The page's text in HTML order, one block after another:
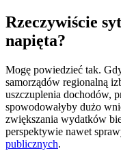
Rzeczywiście
napięta?
Mogę powiedzieć tak.
samorządów regionalną
uszczuplenia dochodów,
spowodowałyby dużo
zwiększania wydatków
perspektywie nawet
publicznych.